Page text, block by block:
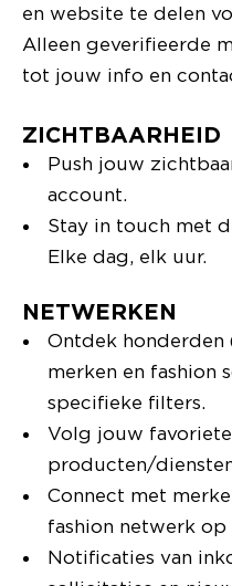
en website te delen
Alleen geverifieerde
tot jouw info en
ZICHTBAARHEID
Push jouw
account.
Stay in touch met
Elke dag, elk uur.
NETWERKEN
Ontdek honderden
merken en fashion
specifieke filters.
Volg jouw
producten/
Connect met
fashion netwerk
Notificaties van